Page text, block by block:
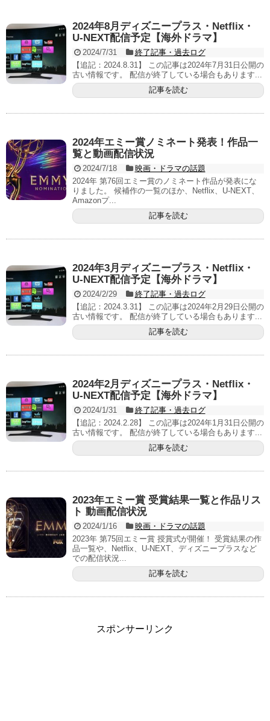
2024年8月ディズニープラス・Netflix・
U-NEXT配信予定【海外ドラマ】
2024/7/31
終了記事・過去ログ
【追記：2024.8.31】 この記事は2024年7月31日公開の
古い情報です。 配信が終了している場合もあります...
記事を読む
2024年エミー賞ノミネート発表！作品一
覧と動画配信状況
2024/7/18
映画・ドラマの話題
2024年 第76回エミー賞のノミネート作品が発表にな
りました。 候補作の一覧のほか、Netflix、U-NEXT、
Amazonプ...
記事を読む
2024年3月ディズニープラス・Netflix・
U-NEXT配信予定【海外ドラマ】
2024/2/29
終了記事・過去ログ
【追記：2024.3.31】 この記事は2024年2月29日公開の
古い情報です。 配信が終了している場合もあります...
記事を読む
2024年2月ディズニープラス・Netflix・
U-NEXT配信予定【海外ドラマ】
2024/1/31
終了記事・過去ログ
【追記：2024.2.28】 この記事は2024年1月31日公開の
古い情報です。 配信が終了している場合もあります...
記事を読む
2023年エミー賞 受賞結果一覧と作品リス
ト 動画配信状況
2024/1/16
映画・ドラマの話題
2023年 第75回エミー賞 授賞式が開催！ 受賞結果の作
品一覧や、Netflix、U-NEXT、ディズニープラスなど
での配信状況...
記事を読む
スポンサーリンク